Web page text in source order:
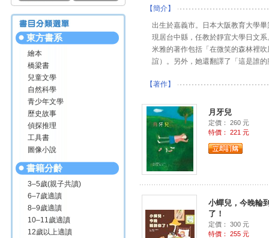
東方書系
繪本
橋梁書
兒童文學
自然科學
青少年文學
歷史故事
偵探推理
工具書
圖像小說
書籍分齡
3–5歲(親子共讀)
6–7歲適讀
8–9歲適讀
10–11歲適讀
12歲以上適讀
【簡介】
出生於嘉義市。日本大阪教育大學畢
現居台中縣，任教於靜宜大學日文系
米雅的著作包括「在微笑的森林裡
誼）。另外，她還翻譯了「這是誰
【著作】
月牙兒
定價： 260 元
特價： 221 元
小蟬兒，今晚輪
了！
定價： 300 元
特價： 255 元